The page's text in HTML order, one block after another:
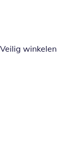
Veilig winkelen